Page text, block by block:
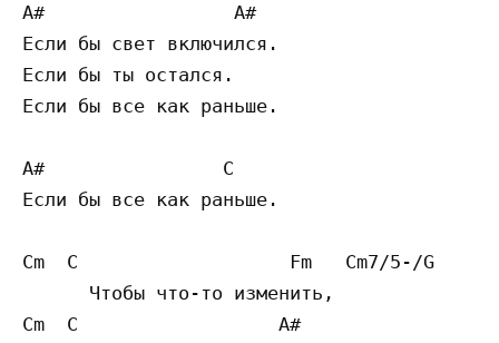
A#                 A#
Если бы свет включился.
Если бы ты остался.
Если бы все как раньше.
A#                C
Если бы все как раньше.
Cm  C                   Fm   Cm7/5-/G
      Чтобы что-то изменить,
Cm  C                  A#